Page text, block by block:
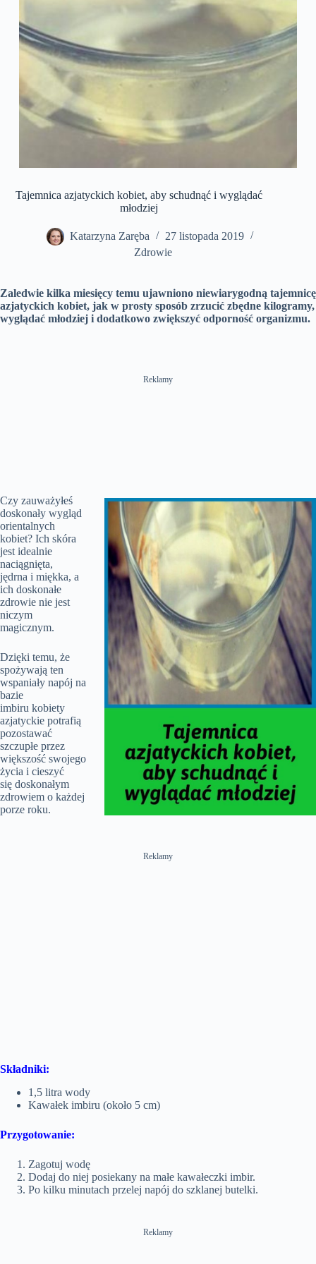
Tajemnica azjatyckich kobiet, aby schudnąć i wyglądać
młodziej
Katarzyna Zaręba
27 listopada 2019
Zdrowie
Zaledwie kilka miesięcy temu ujawniono niewiarygodną tajemnicę
azjatyckich kobiet, jak w prosty sposób zrzucić zbędne kilogramy,
wyglądać młodziej i dodatkowo zwiększyć odporność organizmu.
Reklamy
Czy zauważyłeś
doskonały wygląd
orientalnych
kobiet? Ich skóra
jest idealnie
naciągnięta,
jędrna i miękka, a
ich doskonałe
zdrowie nie jest
niczym
magicznym.
Dzięki temu, że
spożywają ten
wspaniały napój na
bazie
imbiru kobiety
azjatyckie potrafią
pozostawać
szczupłe przez
większość swojego
życia i cieszyć
się doskonałym
zdrowiem o każdej
porze roku.
Reklamy
Składniki:
1,5 litra wody
Kawałek imbiru (około 5 cm)
Przygotowanie:
Zagotuj wodę
Dodaj do niej posiekany na małe kawałeczki imbir.
Po kilku minutach przelej napój do szklanej butelki.
Reklamy